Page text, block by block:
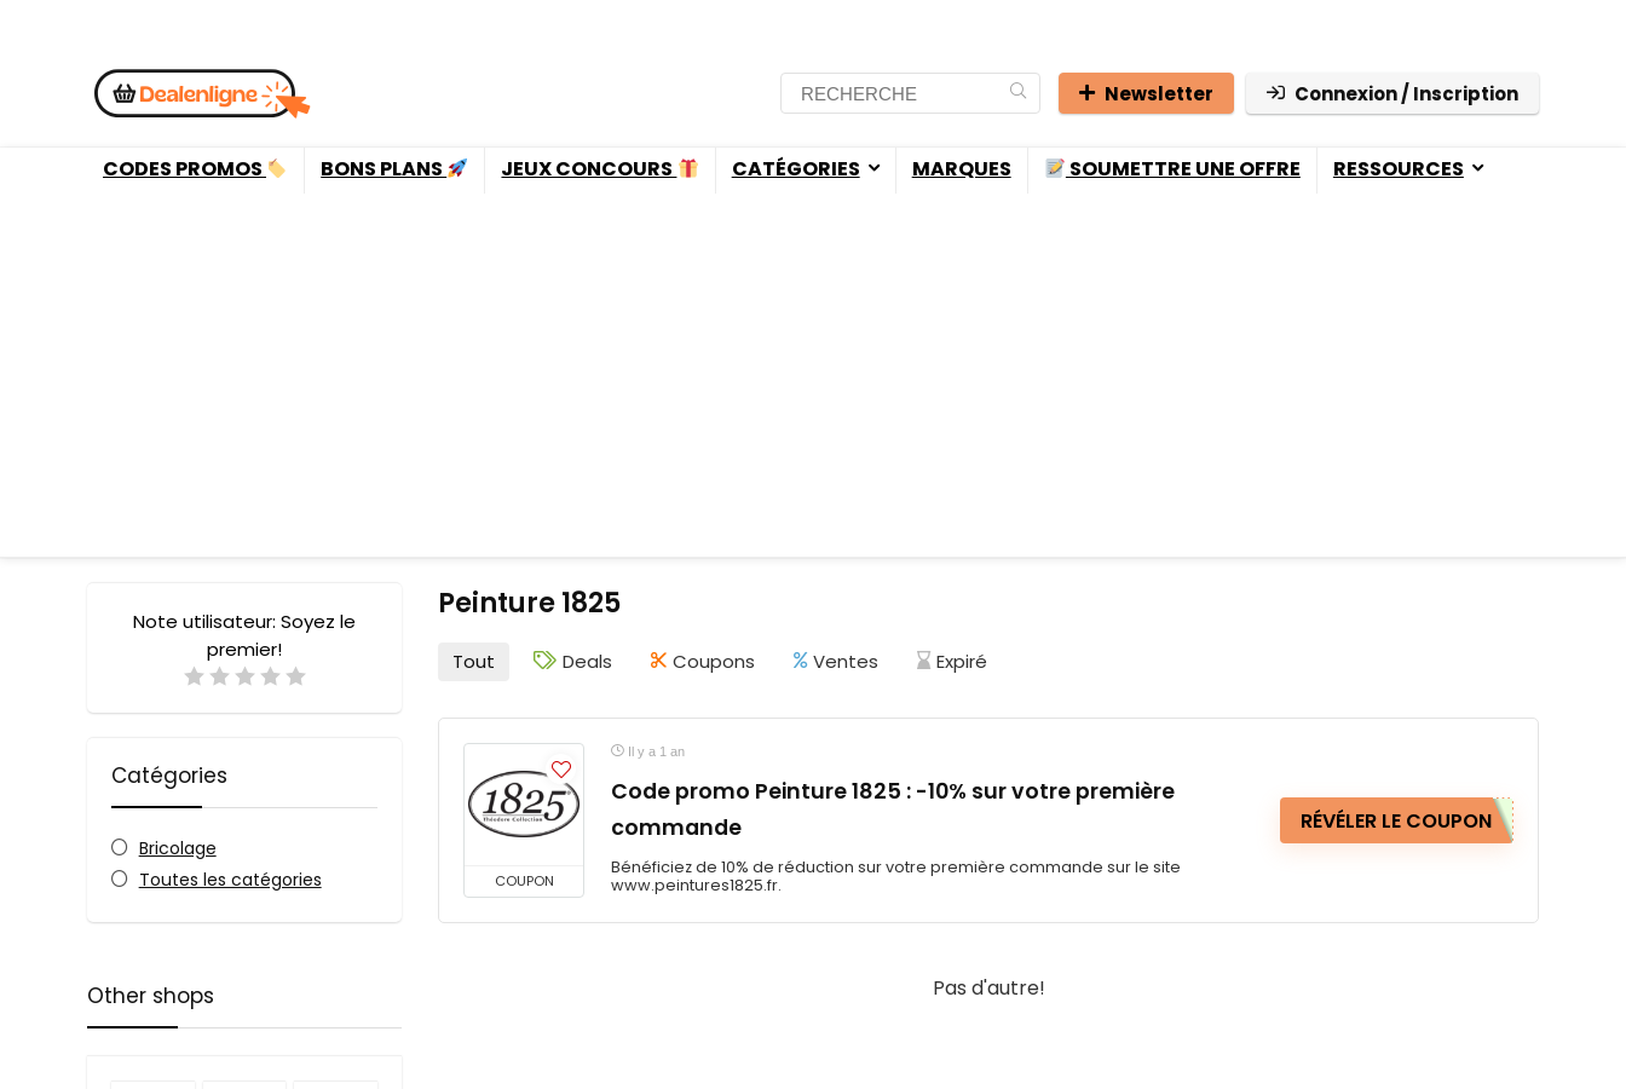
Newsletter Connexion / Inscription
CODES PROMOS BONS PLANS JEUX CONCOURS CATÉGORIES MARQUES SOUMETTRE UNE OFFRE RESSOURCES
Peinture 1825
Note utilisateur: Soyez le
premier!
Catégories
Bricolage
Toutes les catégories
Tout Deals Coupons Ventes Expiré
COUPON
Il y a 1 an
Code promo Peinture 1825 : -10% sur votre première
commande
Bénéficiez de 10% de réduction sur votre première commande sur le site
www.peintures1825.fr.
RÉVÉLER LE COUPON
Pas d'autre!
Other shops